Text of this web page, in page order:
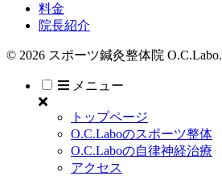
料金
院長紹介
© 2026 スポーツ鍼灸整体院 O.C.Labo.
メニュー
トップページ
O.C.Laboのスポーツ整体
O.C.Laboの自律神経治療
アクセス